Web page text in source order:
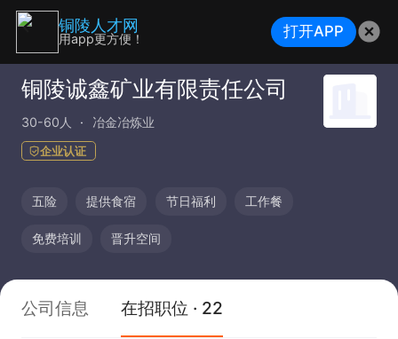
铜陵诚鑫矿业有限责任公司
30-60人 冶金冶炼业
企业认证
五险 提供食宿 节日福利 工作餐
免费培训 晋升空间
公司信息 在招职位 · 22
铜陵人才网
用app更方便！ 打开APP